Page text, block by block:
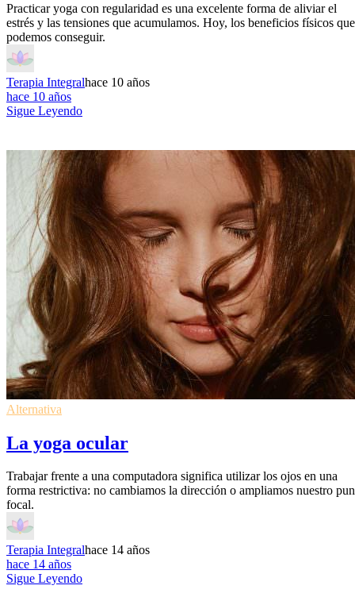
Practicar yoga con regularidad es una excelente forma de aliviar el
estrés y las tensiones que acumulamos. Hoy, los beneficios físicos que
podemos conseguir.
Terapia Integralhace 10 años
hace 10 años
Sigue Leyendo
Alternativa
La yoga ocular
Trabajar frente a una computadora significa utilizar los ojos en una
forma restrictiva: no cambiamos la dirección o ampliamos nuestro
focal.
Terapia Integralhace 14 años
hace 14 años
Sigue Leyendo